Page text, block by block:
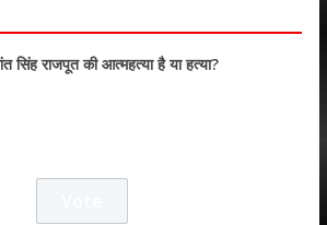
सिंह राजपूत की आत्महत्या है या हत्या?